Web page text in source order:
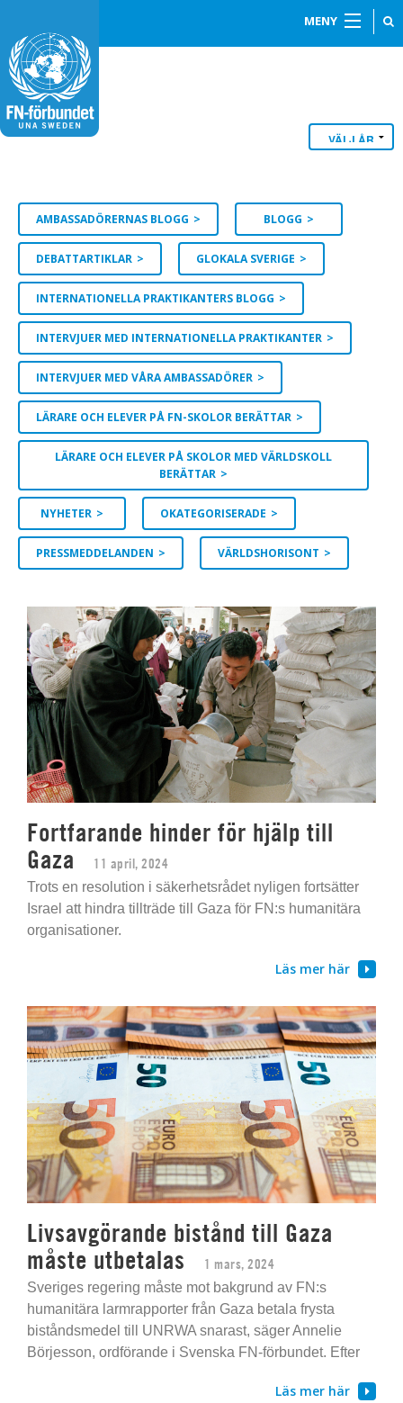
MENY
AMBASSADÖRERNAS BLOGG BLOGG
DEBATTARTIKLAR GLOKALA SVERIGE
INTERNATIONELLA PRAKTIKANTERS BLOGG
INTERVJUER MED INTERNATIONELLA PRAKTIKANTER
INTERVJUER MED VÅRA AMBASSADÖRER
LÄRARE OCH ELEVER PÅ FN-SKOLOR BERÄTTAR
LÄRARE OCH ELEVER PÅ SKOLOR MED VÄRLDSKOLL
BERÄTTAR
NYHETER OKATEGORISERADE
PRESSMEDDELANDEN VÄRLDSHORISONT
Fortfarande hinder för hjälp till
Gaza
11 april, 2024
Trots en resolution i säkerhetsrådet nyligen fortsätter
Israel att hindra tillträde till Gaza för FN:s humanitära
organisationer.
Läs mer här
Livsavgörande bistånd till Gaza
måste utbetalas
1 mars, 2024
Sveriges regering måste mot bakgrund av FN:s
humanitära larmrapporter från Gaza betala frysta
biståndsmedel till UNRWA snarast, säger Annelie
Börjesson, ordförande i Svenska FN-förbundet. Efter
Läs mer här